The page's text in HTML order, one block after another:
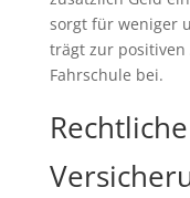
sorgt für weniger
trägt zur
Fahrschule bei.